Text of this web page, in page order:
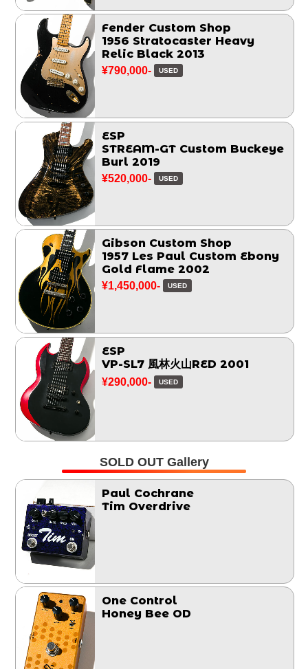
Fender Custom Shop
1956 Stratocaster Heavy
Relic Black 2013
¥790,000- USED
ESP
STREAM-GT Custom Buckeye
Burl 2019
¥520,000- USED
Gibson Custom Shop
1957 Les Paul Custom Ebony
Gold Flame 2002
¥1,450,000- USED
ESP
VP-SL7 風林火山RED 2001
¥290,000- USED
SOLD OUT Gallery
Paul Cochrane
Tim Overdrive
One Control
Honey Bee OD